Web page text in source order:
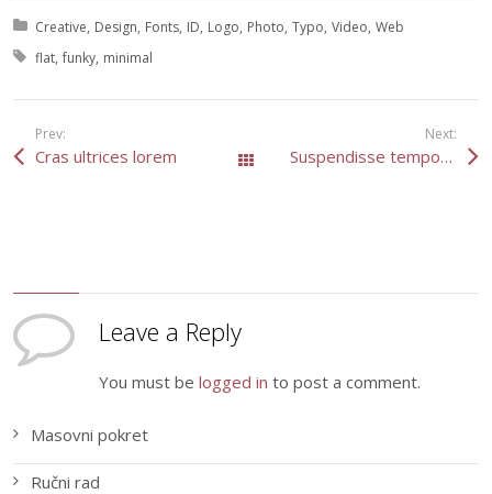
Posted in:
Creative Design Fonts ID Logo Photo Typo Video Web
Tagged with:
flat funky minimal
Prev:
Cras ultrices lorem All Works
Next:
Suspendisse tempor nunc
Leave a Reply
You must belogged in to post a comment.
Masovni pokret
Ručni rad